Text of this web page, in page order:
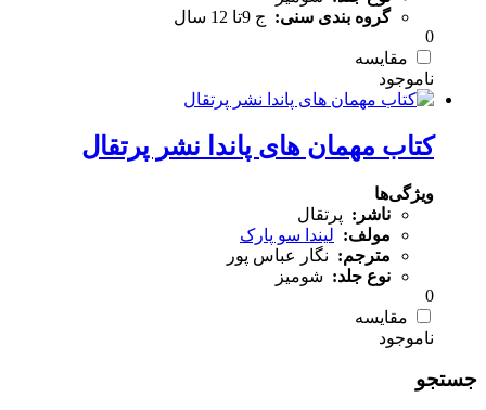
گروه بندی سنی: ج 9تا 12 سال
0
مقایسه
کتاب مهمان های پاندا نشر پرتقال
ویژگی‌ها
ناشر: پرتقال
مولف: لیندا سو پارک
مترجم: نگار عباس پور
نوع جلد: شومیز
0
مقایسه
جستجو